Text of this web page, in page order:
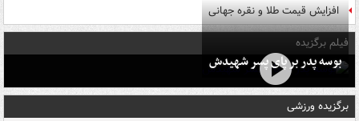
افزایش قیمت طلا و نقره جهانی
فیلم برگزیده
بوسه‌ پدر بر پای پسر شهیدش
برگزیده ورزشی